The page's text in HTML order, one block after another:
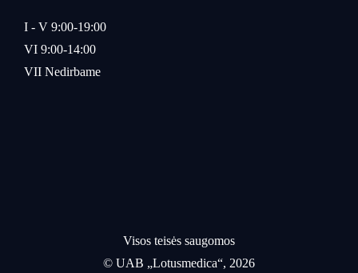
Visos teisės saugomos
© UAB „Lotusmedica“, 2026
I - V 9:00-19:00
VI 9:00-14:00
VII Nedirbame